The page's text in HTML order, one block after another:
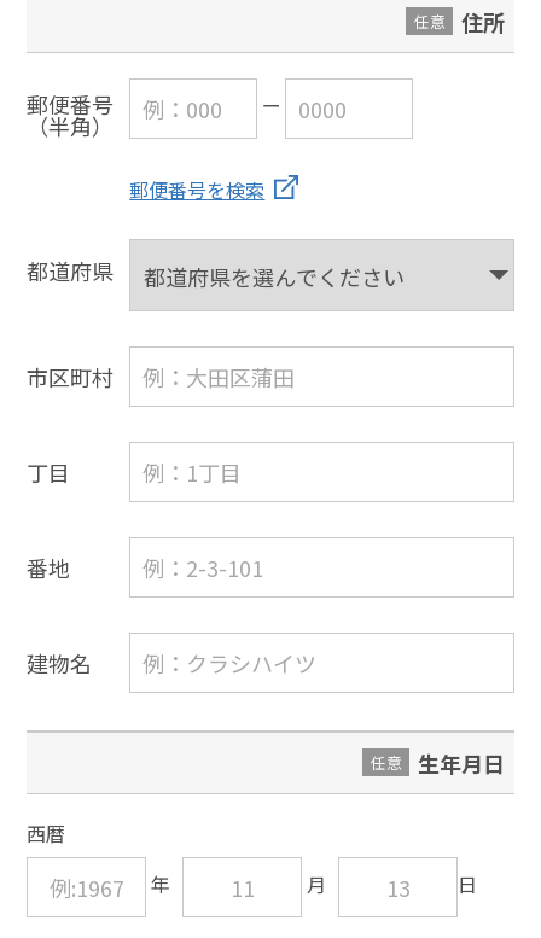
住所
任意
郵便番号
（半角）
郵便番号を検索
都道府県
市区町村
丁目
番地
建物名
生年月日
任意
西暦